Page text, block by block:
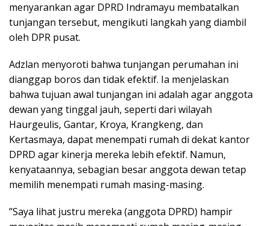
menyarankan agar DPRD Indramayu membatalkan
tunjangan tersebut, mengikuti langkah yang diambil
oleh DPR pusat.
​Adzlan menyoroti bahwa tunjangan perumahan ini
dianggap boros dan tidak efektif. Ia menjelaskan
bahwa tujuan awal tunjangan ini adalah agar anggota
dewan yang tinggal jauh, seperti dari wilayah
Haurgeulis, Gantar, Kroya, Krangkeng, dan
Kertasmaya, dapat menempati rumah di dekat kantor
DPRD agar kinerja mereka lebih efektif. Namun,
kenyataannya, sebagian besar anggota dewan tetap
memilih menempati rumah masing-masing.
​”Saya lihat justru mereka (anggota DPRD) hampir